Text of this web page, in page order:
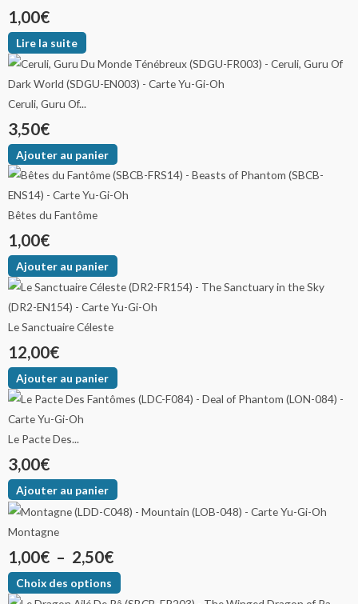
1,00€
Lire la suite
Ceruli, Guru Of...
3,50€
Ajouter au panier
Bêtes du Fantôme
1,00€
Ajouter au panier
Le Sanctuaire Céleste
12,00€
Ajouter au panier
Le Pacte Des...
3,00€
Ajouter au panier
Montagne
1,00€ – 2,50€
Choix des options